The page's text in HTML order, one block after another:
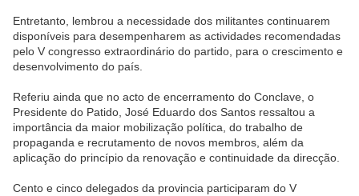
Entretanto, lembrou a necessidade dos militantes continuarem
disponíveis para desempenharem as actividades recomendadas
pelo V congresso extraordinário do partido, para o crescimento e
desenvolvimento do país.
Referiu ainda que no acto de encerramento do Conclave, o
Presidente do Patido, José Eduardo dos Santos ressaltou a
importância da maior mobilização política, do trabalho de
propaganda e recrutamento de novos membros, além da
aplicação do princípio da renovação e continuidade da direcção.
Cento e cinco delegados da provincia participaram do V